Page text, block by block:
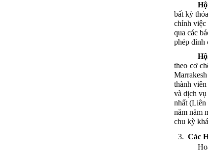
bất kỳ thỏa
chỉnh việc
qua các
phép đình
theo cơ
thành viên
và dịch vụ
nhất
năm năm
chu kỳ
Các